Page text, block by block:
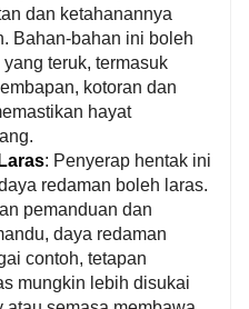
dan ketahanannya
Bahan-bahan ini boleh
teruk, termasuk
kotoran dan
hayat
: Penyerap hentak ini
redaman boleh laras.
pemanduan dan
daya redaman
contoh, tetapan
mungkin lebih disukai